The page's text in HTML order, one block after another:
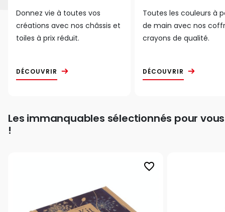
Donnez vie à toutes vos
créations avec nos châssis et
toiles à prix réduit.
DÉCOUVRIR
Toutes les couleurs à
de main avec nos
crayons de qualité.
DÉCOUVRIR
Les immanquables sélectionnés pour vous
!
favorite_border